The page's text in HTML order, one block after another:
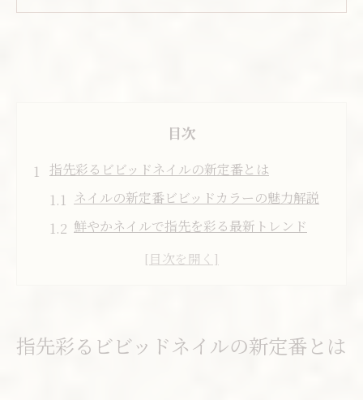
目次
指先彩るビビッドネイルの新定番とは
ネイルの新定番ビビッドカラーの魅力解説
鮮やかネイルで指先を彩る最新トレンド
ネイル好き必見のビビッドデザイン活用法
ショートネイルも輝く鮮やかデザイン提案
指先彩るビビッドネイルの新定番とは